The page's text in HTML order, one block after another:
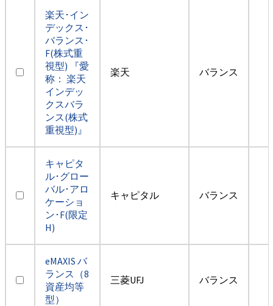
楽天･イン
デックス･
バランス･
F(株式重
視型) 『愛
称： 楽天
インデッ
クスバラ
ンス(株式
重視型)』
楽天 バランス
キャピタ
ル･グロー
バル･アロ
ケーショ
ン･F(限定
H)
キャピタル バランス
eMAXIS バ
ランス（8
資産均等
型）
三菱UFJ バランス